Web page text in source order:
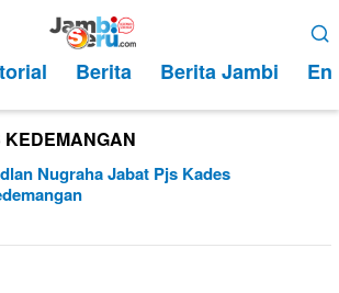
Berita Berita Jambi
Nugraha Jabat Pjs Kades